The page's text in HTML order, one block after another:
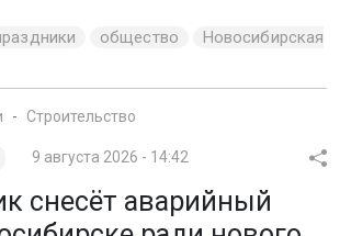
общество
Новосибирская
Строительство
9 августа 2026 - 14:42
снесёт аварийный